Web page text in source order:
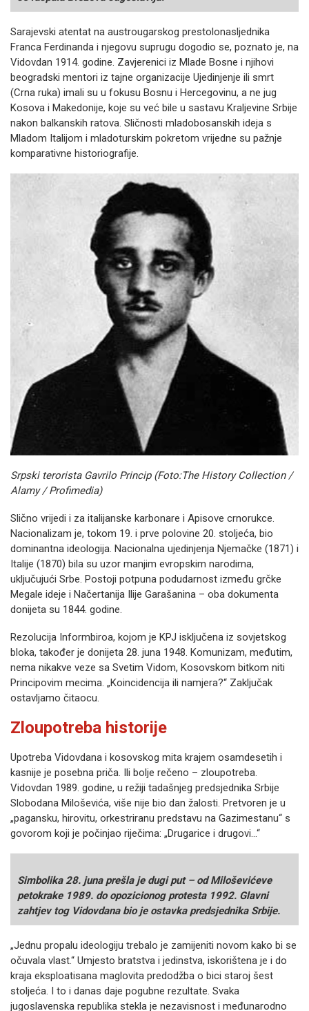
Sarajevski atentat na austrougarskog prestolonasljednika
Franca Ferdinanda i njegovu suprugu dogodio se, poznato je, na
Vidovdan 1914. godine. Zavjerenici iz Mlade Bosne i njihovi
beogradski mentori iz tajne organizacije Ujedinjenje ili smrt
(Crna ruka) imali su u fokusu Bosnu i Hercegovinu, a ne jug
Kosova i Makedonije, koje su već bile u sastavu Kraljevine Srbije
nakon balkanskih ratova. Sličnosti mladobosanskih ideja s
Mladom Italijom i mladoturskim pokretom vrijedne su pažnje
komparativne historiografije.
Srpski terorista Gavrilo Princip (Foto:The History Collection /
Alamy / Profimedia)
Slično vrijedi i za italijanske karbonare i Apisove crnorukce.
Nacionalizam je, tokom 19. i prve polovine 20. stoljeća, bio
dominantna ideologija. Nacionalna ujedinjenja Njemačke (1871) i
Italije (1870) bila su uzor manjim evropskim narodima,
uključujući Srbe. Postoji potpuna podudarnost između grčke
Megale ideje i Načertanija Ilije Garašanina – oba dokumenta
donijeta su 1844. godine.
Rezolucija Informbiroa, kojom je KPJ isključena iz sovjetskog
bloka, također je donijeta 28. juna 1948. Komunizam, međutim,
nema nikakve veze sa Svetim Vidom, Kosovskom bitkom niti
Principovim mecima. „Koincidencija ili namjera?“ Zaključak
ostavljamo čitaocu.
Zloupotreba historije
Upotreba Vidovdana i kosovskog mita krajem osamdesetih i
kasnije je posebna priča. Ili bolje rečeno – zloupotreba.
Vidovdan 1989. godine, u režiji tadašnjeg predsjednika Srbije
Slobodana Miloševića, više nije bio dan žalosti. Pretvoren je u
„pagansku, hirovitu, orkestriranu predstavu na Gazimestanu“ s
govorom koji je počinjao riječima: „Drugarice i drugovi…“
Simbolika 28. juna prešla je dugi put – od Miloševićeve
petokrake 1989. do opozicionog protesta 1992. Glavni
zahtjev tog Vidovdana bio je ostavka predsjednika Srbije.
„Jednu propalu ideologiju trebalo je zamijeniti novom kako bi se
očuvala vlast.“ Umjesto bratstva i jedinstva, iskorištena je i do
kraja eksploatisana maglovita predodžba o bici staroj šest
stoljeća. I to i danas daje pogubne rezultate. Svaka
jugoslavenska republika stekla je nezavisnost i međunarodno